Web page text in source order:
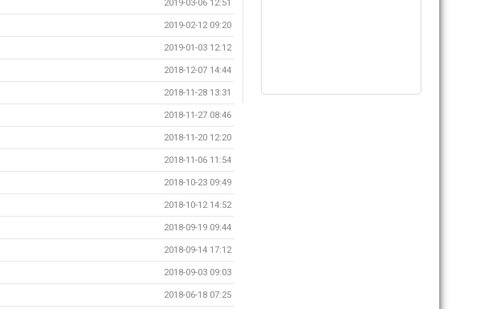
2019-03-06 12:51
2019-02-12 09:20
2019-01-03 12:12
2018-12-07 14:44
2018-11-28 13:31
2018-11-27 08:46
2018-11-20 12:20
2018-11-06 11:54
2018-10-23 09:49
2018-10-12 14:52
2018-09-19 09:44
2018-09-14 17:12
2018-09-03 09:03
2018-06-18 07:25